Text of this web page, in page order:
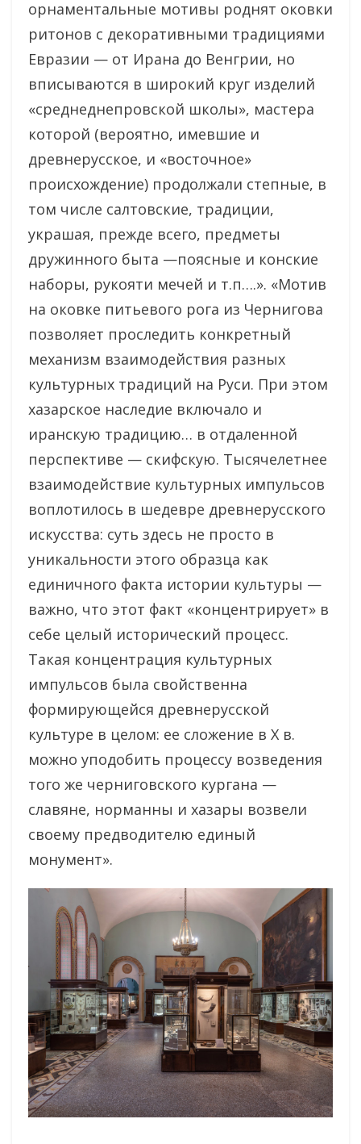
орнаментальные мотивы роднят оковки
ритонов с декоративными традициями
Евразии — от Ирана до Венгрии, но
вписываются в широкий круг изделий
«среднеднепровской школы», мастера
которой (вероятно, имевшие и
древнерусское, и «восточное»
происхождение) продолжали степные, в
том числе салтовские, традиции,
украшая, прежде всего, предметы
дружинного быта —поясные и конские
наборы, рукояти мечей и т.п….». «Мотив
на оковке питьевого рога из Чернигова
позволяет проследить конкретный
механизм взаимодействия разных
культурных традиций на Руси. При этом
хазарское наследие включало и
иранскую традицию… в отдаленной
перспективе — скифскую. Тысячелетнее
взаимодействие культурных импульсов
воплотилось в шедевре древнерусского
искусства: суть здесь не просто в
уникальности этого образца как
единичного факта истории культуры —
важно, что этот факт «концентрирует» в
себе целый исторический процесс.
Такая концентрация культурных
импульсов была свойственна
формирующейся древнерусской
культуре в целом: ее сложение в X в.
можно уподобить процессу возведения
того же черниговского кургана —
славяне, норманны и хазары возвели
своему предводителю единый
монумент».